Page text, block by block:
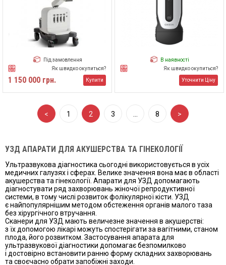
Під замовлення
Як швидко окупиться?
1 150 000 грн. Купити
В наявності
Як швидко окупиться?
Уточнити Ціну
< 1 2 3 8 >
УЗД АПАРАТИ ДЛЯ АКУШЕРСТВА ТА ГІНЕКОЛОГІЇ
Ультразвукова діагностика сьогодні використовується в усіх
медичних галузях і сферах. Велике значення вона має в області
акушерства та гінекології. Апарати для УЗД допомагають
діагностувати ряд захворювань жіночої репродуктивної
системи, в тому числі розвиток фолікулярної кісти. УЗД
є найпопулярнішим методом обстеження органів малого таза
без хірургічного втручання.
Сканери для УЗД мають величезне значення в акушерстві:
з їх допомогою лікарі можуть спостерігати за вагітними, станом
плода, його розвитком. Застосування апарата для
ультразвукової діагностики допомагає безпомилково
і достовірно встановити ранню форму складних захворювань
та своєчасно обрати запобіжні заходи.